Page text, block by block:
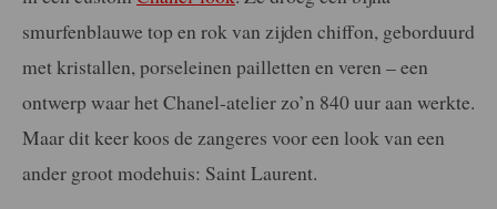
smurfenblauwe top en rok van zijden chiffon, geborduurd
met kristallen, porseleinen pailletten en veren – een
ontwerp waar het Chanel-atelier zo’n 840 uur aan werkte.
Maar dit keer koos de zangeres voor een look van een
ander groot modehuis: Saint Laurent.